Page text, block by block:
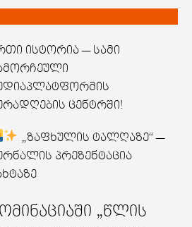
ისტორია — სამი
ცენტრში!
„ზაფხულის ტალღაზე“ —
პრეზენტაცია
„წლის